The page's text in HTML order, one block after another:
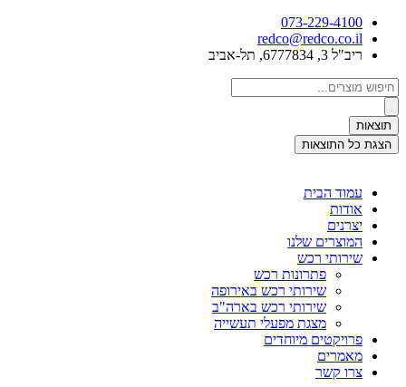
לתוכן
073-229-4100
redco@redco.co.il
ריב"ל 3, 6777834, תל-אביב
Search
...
תוצאות
הצגת כל התוצאות
עמוד הבית
אודות
יצרנים
המוצרים שלנו
שירותי רכש
פתרונות רכש
שירותי רכש באירופה
שירותי רכש בארה"ב
מצגת מפעלי תעשייה
פרויקטים מיוחדים
מאמרים
צרו קשר